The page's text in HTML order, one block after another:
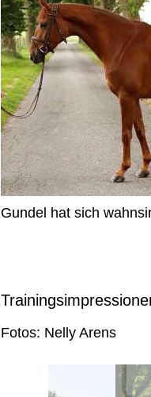
Gundel hat sich
Fotos: Nelly Arens